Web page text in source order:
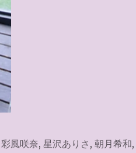
彩風咲奈, 星沢ありさ , 朝月希和,